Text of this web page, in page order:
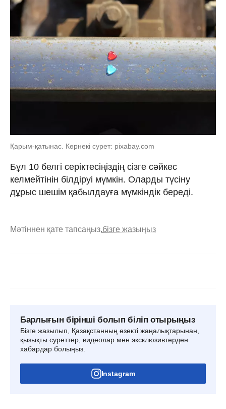
Қарым-қатынас. Көрнекі сурет: pixabay.com
Бұл 10 белгі серіктесіңіздің сізге сәйкес
келмейтінін білдіруі мүмкін. Оларды түсіну
дұрыс шешім қабылдауға мүмкіндік береді.
Мәтіннен қате тапсаңыз,бізге жазыңыз
Барлығын бірінші болып біліп отырыңыз
Бізге жазылып, Қазақстанның өзекті жаңалықтарынан,
қызықты суреттер, видеолар мен эксклюзивтерден
хабардар болыңыз.
Instagram